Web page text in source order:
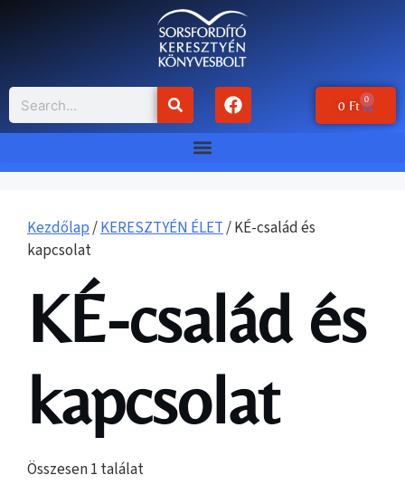
0 Ft 0
Kezdőlap/KERESZTYÉN ÉLET/ KÉ-család és
kapcsolat
KÉ-család és
kapcsolat
Összesen 1 találat